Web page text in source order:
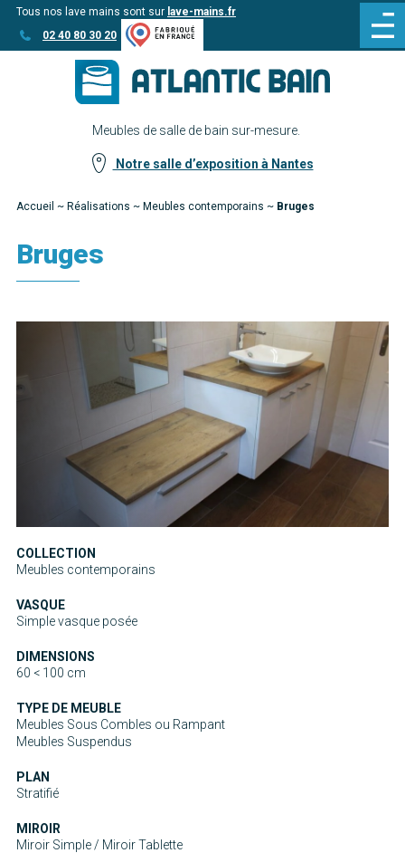
Aller
au
Aller au
contenu
Tous nos lave mains sont sur lave-mains.fr
02 40 80 30 20
Meubles de salle de bain sur-mesure.
Notre salle d’exposition à Nantes
Accueil ~ Réalisations ~ Meubles contemporains ~ Bruges
Bruges
COLLECTION
Meubles contemporains
VASQUE
Simple vasque posée
DIMENSIONS
60 < 100 cm
TYPE DE MEUBLE
Meubles Sous Combles ou Rampant
Meubles Suspendus
PLAN
Stratifié
MIROIR
Miroir Simple / Miroir Tablette